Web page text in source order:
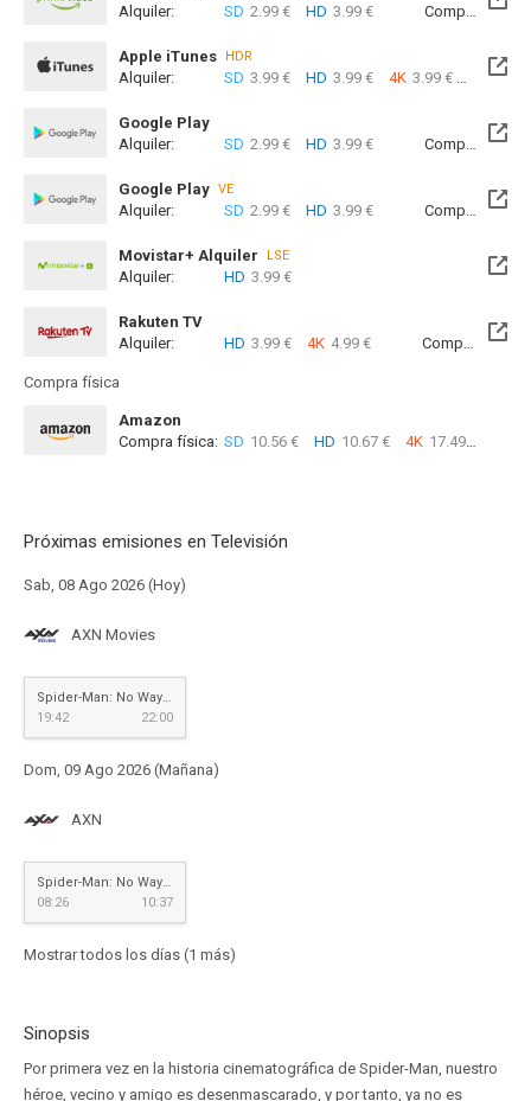
Alquiler:
SD 2.99 € HD 3.99 € Compra: SD
Apple iTunes HDR
Alquiler: SD 3.99 € HD 3.99 € 4K 3.99 €
Google Play
Alquiler:
SD 2.99 € HD 3.99 € Compra: SD
Google Play VE
Alquiler: SD 2.99 € HD 3.99 € Compra: SD
Movistar+ Alquiler
LSE
Disponible hasta el Vie, 25 Jun 2027 (Quedan 10 meses)
Alquiler: HD 3.99 €
Rakuten TV
Alquiler:
HD 3.99 € 4K 4.99 € Compra: SD
Compra física
Amazon
Compra física: SD 10.56 € HD 10.67 € 4K 17.49 €
Próximas emisiones en Televisión
Sab, 08 Ago 2026 (Hoy)
AXN Movies
Spider-Man: No Way Home
19:42
22:00
Dom, 09 Ago 2026 (Mañana)
AXN
Spider-Man: No Way Home
08:26
10:37
Mostrar todos los días (1 más)
Sinopsis
Por primera vez en la historia cinematográfica de Spider-Man, nuestro
héroe, vecino y amigo es desenmascarado, y por tanto, ya no es